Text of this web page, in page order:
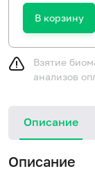
В корзину
Взятие
анализов
Описание
Описание